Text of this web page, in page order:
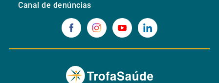
Canal de denúncias